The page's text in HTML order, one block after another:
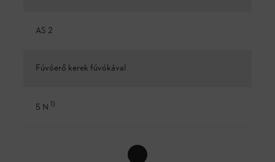
AS 2
Fúvóerő kerek fúvókával
5 N 1)